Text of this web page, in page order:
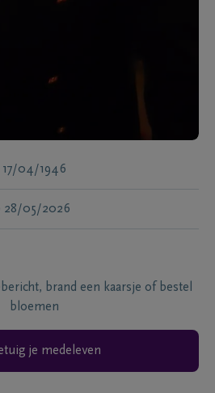
17/04/1946
28/05/2026
brand een kaarsje of bestel
bloemen
je medeleven